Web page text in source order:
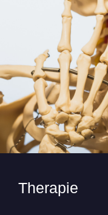
Therapie